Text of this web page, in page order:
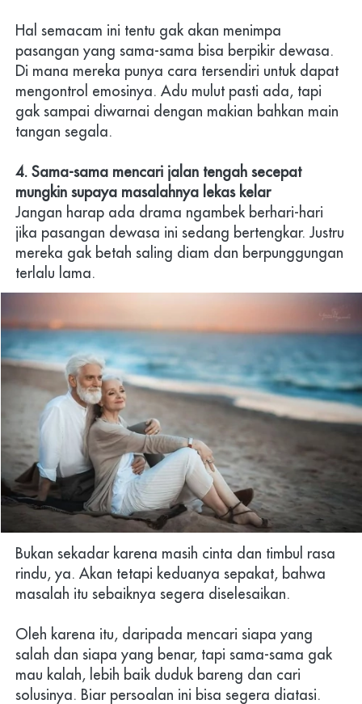
Hal semacam ini tentu gak akan menimpa
pasangan yang sama-sama bisa berpikir dewasa.
Di mana mereka punya cara tersendiri untuk dapat
mengontrol emosinya. Adu mulut pasti ada, tapi
gak sampai diwarnai dengan makian bahkan main
tangan segala.
4. Sama-sama mencari jalan tengah secepat
mungkin supaya masalahnya lekas kelar
Jangan harap ada drama ngambek berhari-hari
jika pasangan dewasa ini sedang bertengkar. Justru
mereka gak betah saling diam dan berpunggungan
terlalu lama.
Bukan sekadar karena masih cinta dan timbul rasa
rindu, ya. Akan tetapi keduanya sepakat, bahwa
masalah itu sebaiknya segera diselesaikan.
Oleh karena itu, daripada mencari siapa yang
salah dan siapa yang benar, tapi sama-sama gak
mau kalah, lebih baik duduk bareng dan cari
solusinya. Biar persoalan ini bisa segera diatasi.